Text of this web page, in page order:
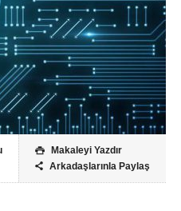
 Makaleyi Yazdır
 Arkadaşlarınla Paylaş